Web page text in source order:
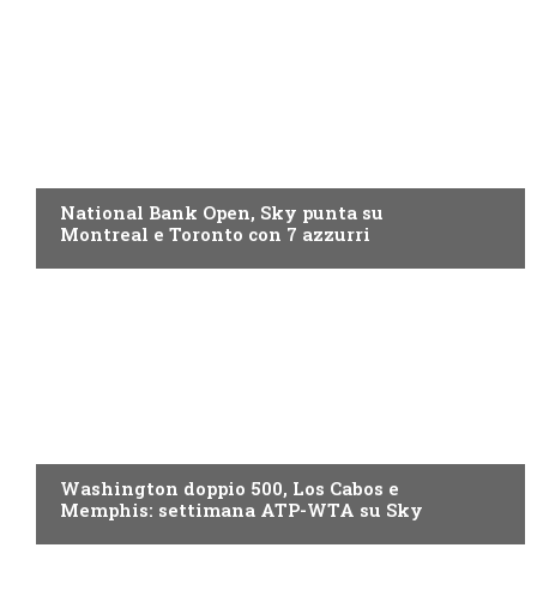
National Bank Open, Sky punta su
Montreal e Toronto con 7 azzurri
Washington doppio 500, Los Cabos e
Memphis: settimana ATP-WTA su Sky